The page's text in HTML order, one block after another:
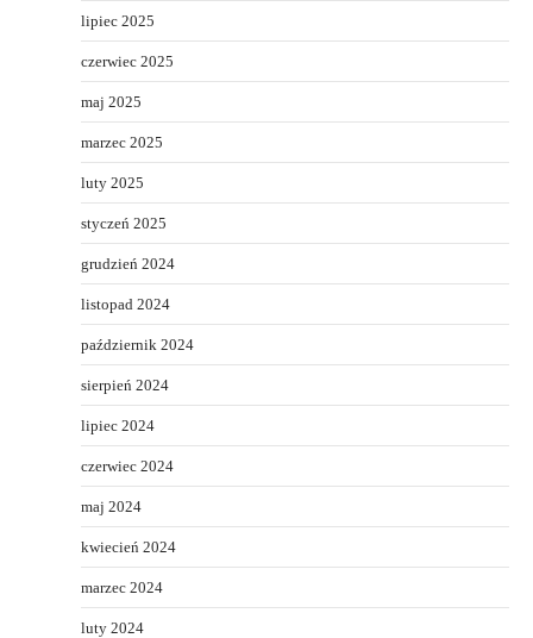
lipiec 2025
czerwiec 2025
maj 2025
marzec 2025
luty 2025
styczeń 2025
grudzień 2024
listopad 2024
październik 2024
sierpień 2024
lipiec 2024
czerwiec 2024
maj 2024
kwiecień 2024
marzec 2024
luty 2024